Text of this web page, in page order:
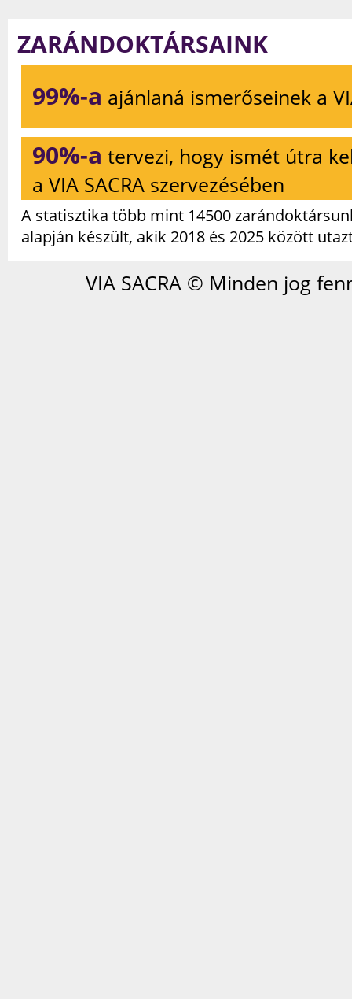
ZARÁNDOKTÁRSAINK
99%-a ajánlaná ismerőseinek a
90%-a tervezi, hogy ismét útra
a VIA SACRA szervezésében
A statisztika több mint 14500
alapján készült, akik 2018 és 2025 között
VIA SACRA © Minden jog